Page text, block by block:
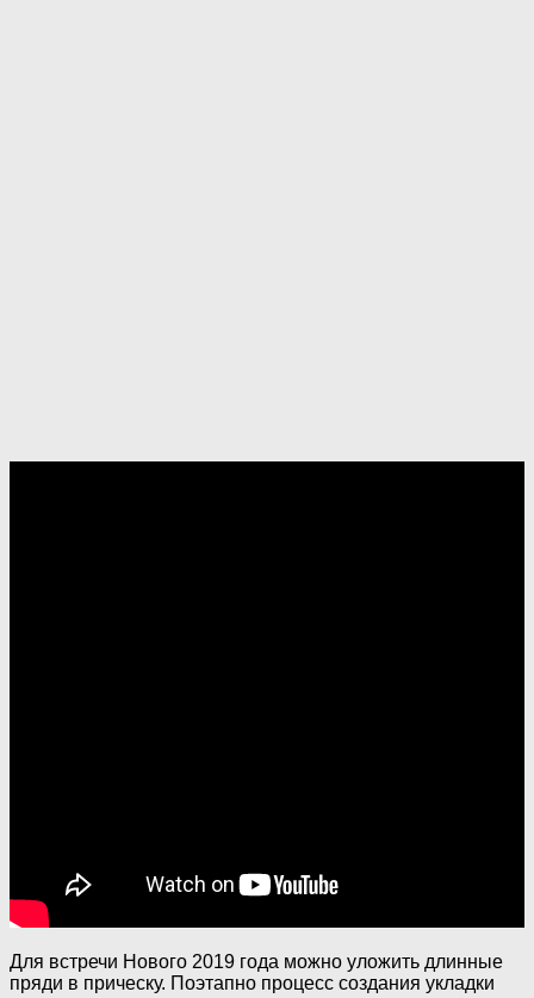
Для встречи Нового 2019 года можно уложить длинные
пряди в прическу. Поэтапно процесс создания укладки